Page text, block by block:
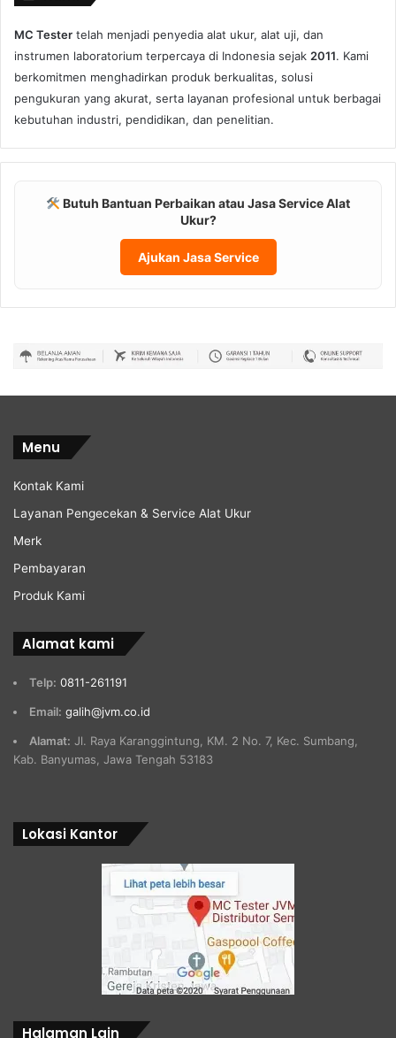
MC Tester telah menjadi penyedia alat ukur, alat uji, dan
instrumen laboratorium terpercaya di Indonesia sejak 2011. Kami
berkomitmen menghadirkan produk berkualitas, solusi
pengukuran yang akurat, serta layanan profesional untuk berbagai
kebutuhan industri, pendidikan, dan penelitian.
Butuh Bantuan Perbaikan atau Jasa Service Alat
Ukur?
Ajukan Jasa Service
Menu
Kontak Kami
Layanan Pengecekan & Service Alat Ukur
Merk
Pembayaran
Produk Kami
Alamat kami
Telp: 0811-261191
Email: galih@jvm.co.id
Alamat: Jl. Raya Karanggintung, KM. 2 No. 7, Kec. Sumbang,
Kab. Banyumas, Jawa Tengah 53183
Lokasi Kantor
Halaman Lain